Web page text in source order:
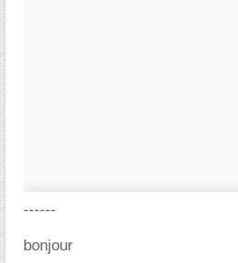
------
bonjour